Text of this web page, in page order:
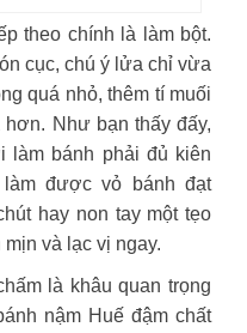
theo chính là làm bột.
cục, chú ý lửa chỉ vừa
quá nhỏ, thêm tí muối
Như bạn thấy đấy,
làm bánh phải đủ kiên
được vỏ bánh đạt
hay non tay một tẹo
và lạc vị ngay.
là khâu quan trọng
nậm Huế đậm chất